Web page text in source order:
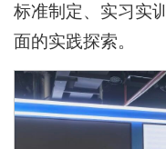
标准制定、实习实
面的实践探索。